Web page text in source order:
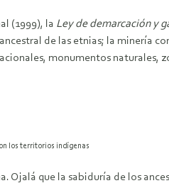
(1999), la Leyde demarcación y
de las etnias; la minería
monumentos naturales,
los territorios indígenas
Ojalá que la sabiduría de los